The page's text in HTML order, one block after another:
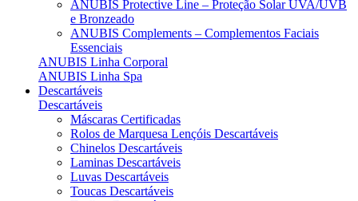
ANUBIS Protective Line – Proteção Solar UVA/UVB
e Bronzeado
ANUBIS Complements – Complementos Faciais
Essenciais
ANUBIS Linha Corporal
ANUBIS Linha Spa
Descartáveis
Descartáveis
Máscaras Certificadas
Rolos de Marquesa Lençóis Descartáveis
Chinelos Descartáveis
Laminas Descartáveis
Luvas Descartáveis
Toucas Descartáveis